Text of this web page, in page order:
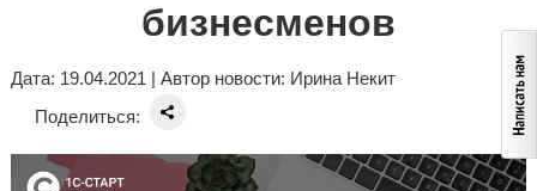
бизнесменов
Дата: 19.04.2021 | Автор новости: Ирина Некит
Поделиться: